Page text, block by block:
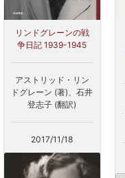
リンドグレーンの戦
争日記 1939-1945
アストリッド・リン
ドグレーン (著)、石井
登志子 (翻訳)
2017/11/18